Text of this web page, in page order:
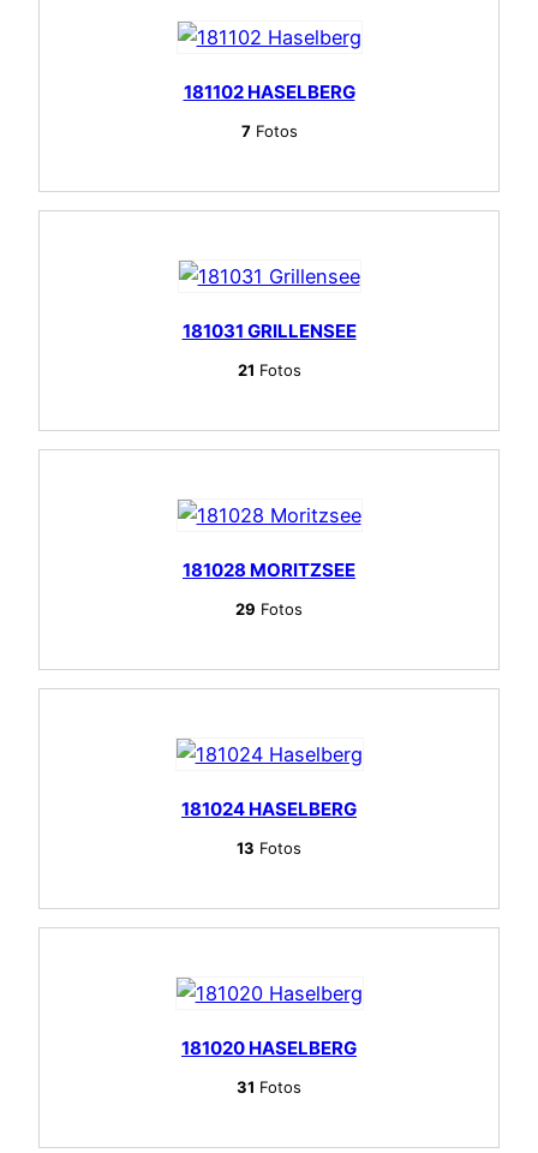
181102 HASELBERG
7Fotos
181031 GRILLENSEE
21 Fotos
181028 MORITZSEE
29 Fotos
181024 HASELBERG
13 Fotos
181020 HASELBERG
31 Fotos